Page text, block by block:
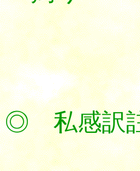
◎ 私感訳